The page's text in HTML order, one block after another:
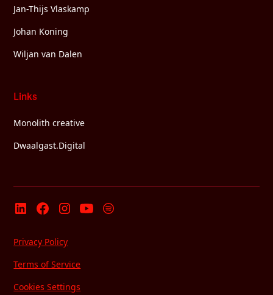
Jan-Thijs Vlaskamp
Johan Koning
Wiljan van Dalen
Links
Monolith creative
Dwaalgast.Digital
Privacy Policy
Terms of Service
Cookies Settings